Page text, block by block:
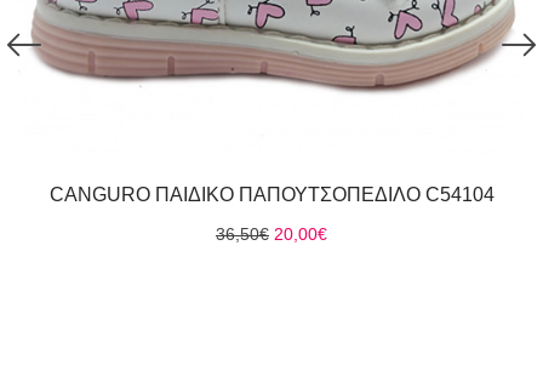
CANGURO ΠΑΙΔΙΚΟ ΠΑΠΟΥΤΣΟΠΕΔΙΛΟ C54104
36,50€ Original
20,00€Η